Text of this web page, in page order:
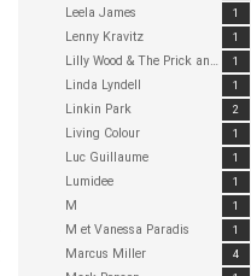
1
Leela James
1
Lenny Kravitz
1
Lilly Wood & The Prick and Robin Schulz
1
Linda Lyndell
2
Linkin Park
1
Living Colour
1
Luc Guillaume
1
Lumidee
1
M
1
M et Vanessa Paradis
4
Marcus Miller